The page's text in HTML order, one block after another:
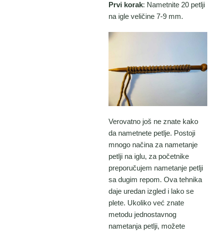
Prvi korak: Nametnite 20 petlji
na igle veličine 7-9 mm.
Verovatno još ne znate kako
da nametnete petlje. Postoji
mnogo načina za nametanje
petlji na iglu, za početnike
preporučujem nametanje petlji
sa dugim repom. Ova tehnika
daje uredan izgled i lako se
plete. Ukoliko već znate
metodu jednostavnog
nametanja petlji, možete